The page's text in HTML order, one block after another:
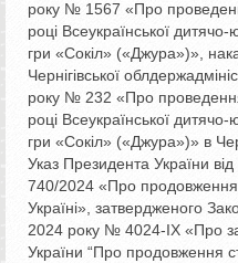
року № 1567 «Про
році Всеукраїнської дитячо-
гри «Сокіл» («Джура»)»,
Чернігівської
року № 232 «Про
році Всеукраїнської дитячо-
гри «Сокіл» («Джура»)» в
Указ Президента України
740/2024 «Про продовження
Україні», затвердженого
2024 року № 4024-ІХ «Про
України “Про продовження